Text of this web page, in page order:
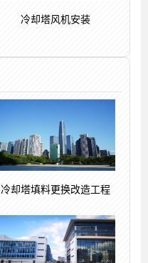
冷却塔风机安装
冷却塔填料更换改造工程